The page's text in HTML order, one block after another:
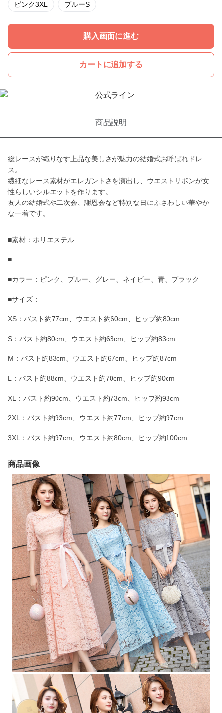
ピンク3XL ブルーS
購入画面に進む
カートに追加する
商品説明
総レースが織りなす上品な美しさが魅力の結婚式お呼ばれドレ
ス。
繊細なレース素材がエレガントさを演出し、ウエストリボンが女
性らしいシルエットを作ります。
友人の結婚式や二次会、謝恩会など特別な日にふさわしい華やか
な一着です。
■素材：ポリエステル
■
■カラー：ピンク、ブルー、グレー、ネイビー、青、ブラック
■サイズ：
XS：バスト約77cm、ウエスト約60cm、ヒップ約80cm
S：バスト約80cm、ウエスト約63cm、ヒップ約83cm
M：バスト約83cm、ウエスト約67cm、ヒップ約87cm
L：バスト約88cm、ウエスト約70cm、ヒップ約90cm
XL：バスト約90cm、ウエスト約73cm、ヒップ約93cm
2XL：バスト約93cm、ウエスト約77cm、ヒップ約97cm
3XL：バスト約97cm、ウエスト約80cm、ヒップ約100cm
商品画像